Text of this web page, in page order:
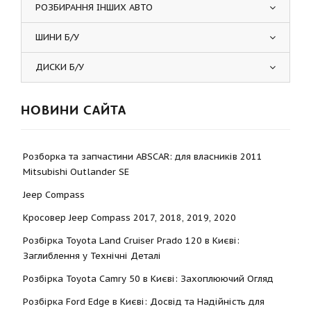
РОЗБИРАННЯ ІНШИХ АВТО
ШИНИ Б/У
ДИСКИ Б/У
НОВИНИ САЙТА
Розборка та запчастини ABSCAR: для власників 2011
Mitsubishi Outlander SE
Jeep Compass
Кросовер Jeep Compass 2017, 2018, 2019, 2020
Розбірка Toyota Land Cruiser Prado 120 в Києві:
Заглиблення у Технічні Деталі
Розбірка Toyota Camry 50 в Києві: Захоплюючий Огляд
Розбірка Ford Edge в Києві: Досвід та Надійність для